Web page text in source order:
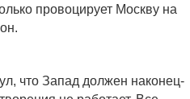
провоцирует Москву на
что Запад должен наконец-